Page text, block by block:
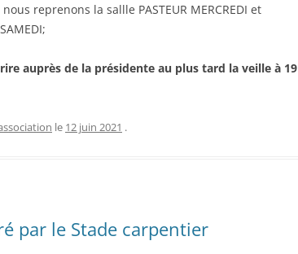
reprenons la sallle PASTEUR MERCREDI et
auprès de la présidente au plus tard la veille à 19
le 12 juin 2021 .
par le Stade carpentier